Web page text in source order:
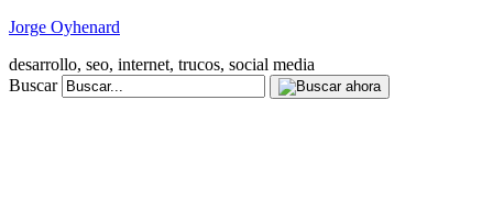
Jorge Oyhenard
desarrollo, seo, internet, trucos, social media
Buscar